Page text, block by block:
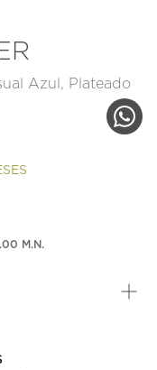
Azul, Plateado
M.N.